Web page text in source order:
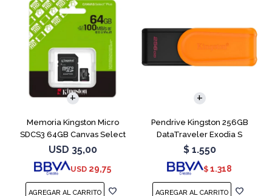
Memoria Kingston Micro
SDCS3 64GB Canvas Select
Plus
USD 35,00
USD 29,75
Pendrive Kingston 256GB
DataTraveler Exodia S
Naranja
$ 1.550
$ 1.318